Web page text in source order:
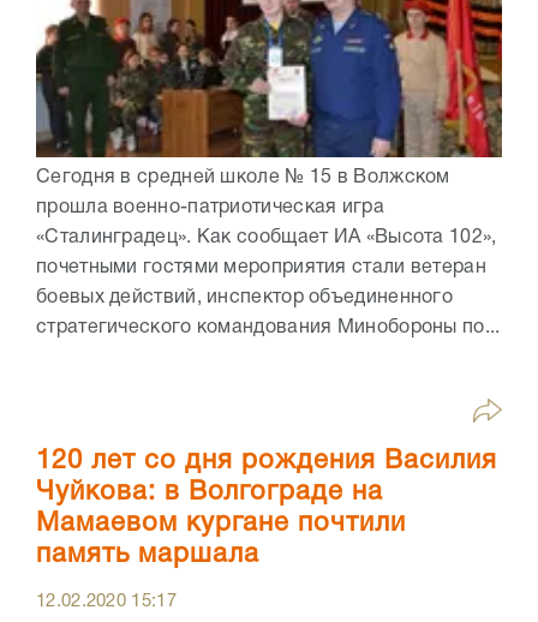
Сегодня в средней школе № 15 в Волжском
прошла военно-патриотическая игра
«Сталинградец». Как сообщает ИА «Высота 102»,
почетными гостями мероприятия стали ветеран
боевых действий, инспектор объединенного
стратегического командования Минобороны по...
120 лет со дня рождения Василия
Чуйкова: в Волгограде на
Мамаевом кургане почтили
память маршала
12.02.2020 15:17